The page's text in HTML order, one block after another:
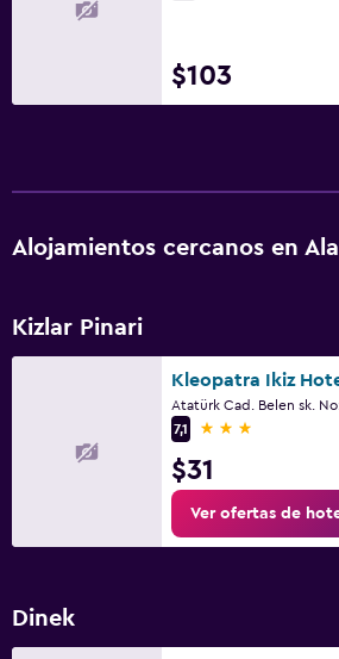
$103
Alojamientos cercanos en
Kizlar Pinari
Kleopatra Ikiz
7,1
3 estrellas
$31
Ver ofertas de
Dinek